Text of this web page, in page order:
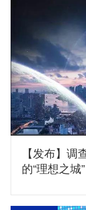
【发布】调
的“理想之城”